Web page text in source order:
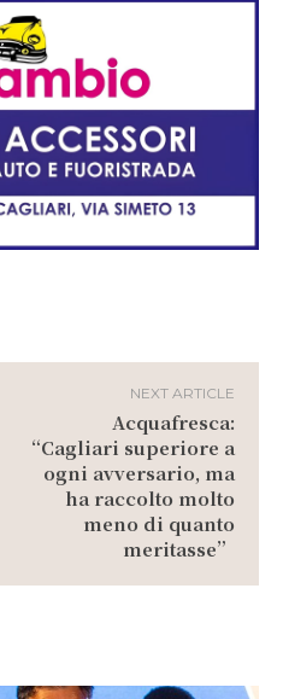
NEXT ARTICLE
Acquafresca:
“Cagliari superiore a
ogni avversario, ma
ha raccolto molto
meno di quanto
meritasse”